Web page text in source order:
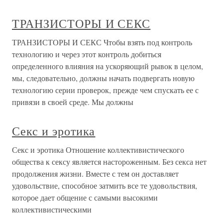
ТРАНЗИСТОРЫ И СЕКС
ТРАНЗИСТОРЫ И СЕКС Чтобы взять под контроль
технологию и через этот контроль добиться
определенного влияния на ускоряющий рывок в целом,
мы, следовательно, должны начать подвергать новую
технологию серии проверок, прежде чем спускать ее с
привязи в своей среде. Мы должны
Секс и эротика
Секс и эротика Отношение коллективистического
общества к сексу является настороженным. Без секса нет
продолжения жизни. Вместе с тем он доставляет
удовольствие, способное затмить все те удовольствия,
которое дает общение с самыми высокими
коллективистическими